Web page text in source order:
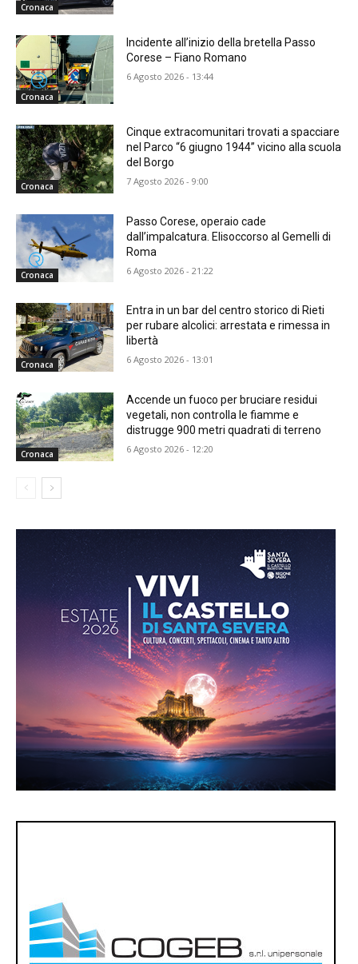
Cronaca
Cronaca
Incidente all’inizio della bretella Passo
Corese – Fiano Romano
6 Agosto 2026 - 13:44
Cronaca
Cinque extracomunitari trovati a spacciare
nel Parco “6 giugno 1944” vicino alla scuola
del Borgo
7 Agosto 2026 - 9:00
Cronaca
Passo Corese, operaio cade
dall’impalcatura. Elisoccorso al Gemelli di
Roma
6 Agosto 2026 - 21:22
Cronaca
Entra in un bar del centro storico di Rieti
per rubare alcolici: arrestata e rimessa in
libertà
6 Agosto 2026 - 13:01
Cronaca
Accende un fuoco per bruciare residui
vegetali, non controlla le fiamme e
distrugge 900 metri quadrati di terreno
6 Agosto 2026 - 12:20